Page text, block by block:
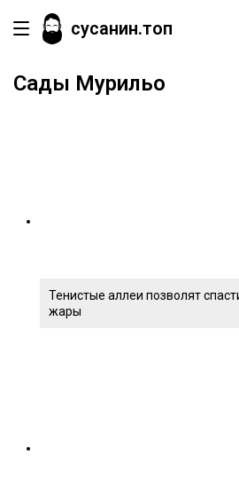
сусанин.топ
Сады Мурильо
Тенистые аллеи позволят
жары